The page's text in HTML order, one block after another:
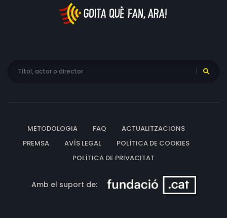
METODOLOGIA FAQ
ACTUALITZACIONS
PREMSA
AVÍS LEGAL
POLÍTICA DE COOKIES
POLÍTICA DE PRIVACITAT
Amb el suport de: